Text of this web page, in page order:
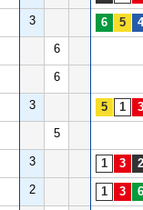
3
6
6
3
5
3
2